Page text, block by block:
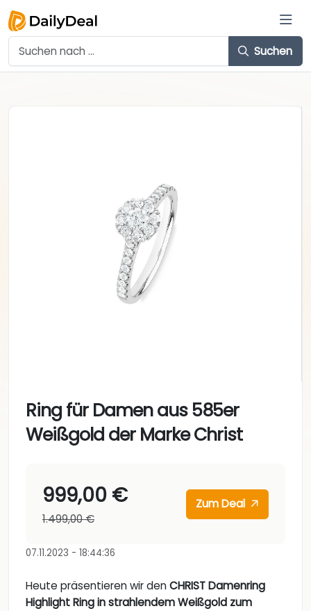
Suchen
Ring für Damen aus 585er
Weißgold der Marke Christ
999,00 €
1.499,00 €
Zum Deal
07.11.2023 - 18:44:36
Heute präsentieren wir denCHRIST Damenring
Highlight Ring in strahlendem Weißgold zum